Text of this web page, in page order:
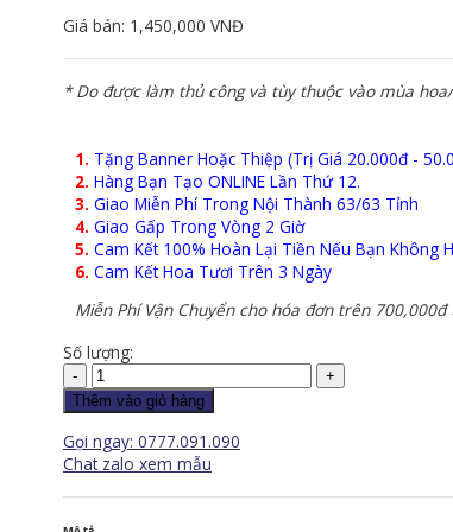
Giá bán: 1,450,000 VNĐ
* Do được làm thủ công và tùy thuộc vào mùa
1. Tặng Banner Hoặc Thiệp (Trị Giá 20.000đ -
2. Hàng Bạn Tạo ONLINE Lần Thứ 12.
3. Giao Miễn Phí Trong Nội Thành 63/63 Tỉnh
4. Giao Gấp Trong Vòng 2 Giờ
5. Cam Kết 100% Hoàn Lại Tiền Nếu Bạn Không
6. Cam Kết Hoa Tươi Trên 3 Ngày
Miễn Phí Vận Chuyển cho hóa đơn trên
Số lượng:
Hoa
Khai
Trương
-
Tương
Thêm vào giỏ hàng
Gọi ngay: 0777.091.090
Chat zalo xem mẫu